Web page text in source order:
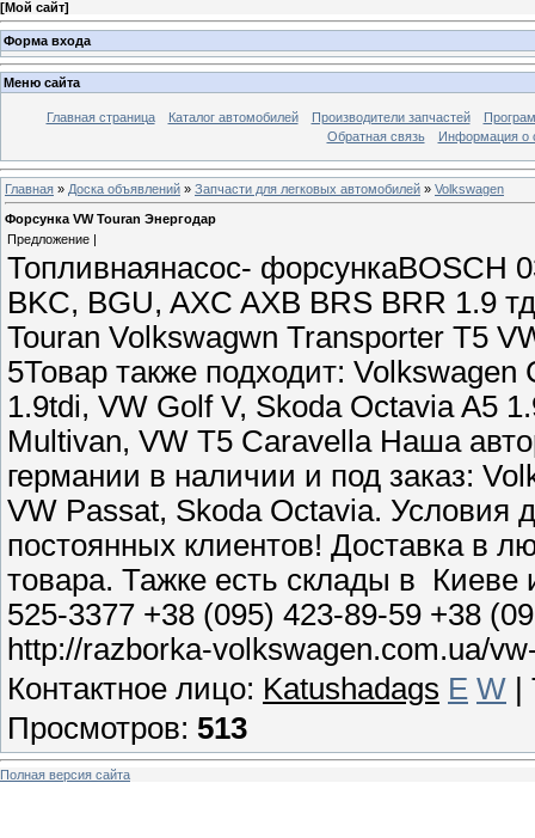
[Мой сайт]
Форма входа
Меню сайта
Главная страница Каталог автомобилей Производители запчастей
Обратная связь
Информация о
Главная » Доска объявлений » Запчасти для легковых автомобилей » Volkswagen
Форсунка VW Touran Энергодар
Предложение |
Топливнаянасос- форсункаBOSCH
BKC, BGU, AXC AXB BRS BRR 1.9
Touran Volkswagwn Transporter T5
5Товар также подходит:
1.9tdi, VW Golf V, Skoda Octavia A5
Multivan, VW T5 Caravella Наша
германии в наличии и под заказ:
VW Passat, Skoda Octavia. Условия
постоянных клиентов! Доставка в
товара. Тажке есть склады в
525-3377 +38 (095) 423-89-59 +38
http://razborka-volkswagen.com.ua/
Контактное лицо: Katushadags E W |
Просмотров: 513
Полная версия сайта